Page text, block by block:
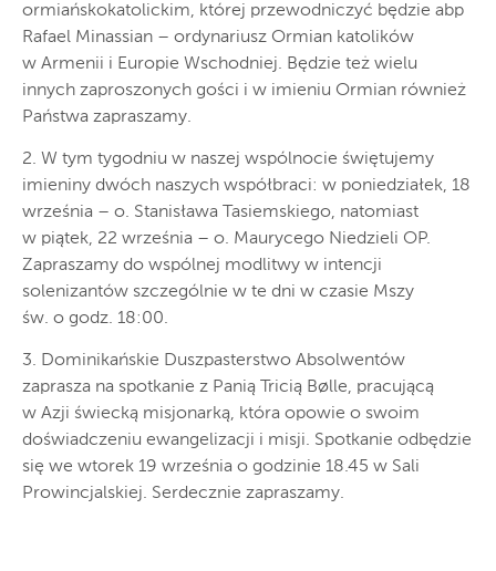
ormiańskokatolickim, której przewodniczyć będzie abp
Rafael Minassian – ordynariusz Ormian katolików
w Armenii i Europie Wschodniej. Będzie też wielu
innych zaproszonych gości i w imieniu Ormian również
Państwa zapraszamy.
2. W tym tygodniu w naszej wspólnocie świętujemy
imieniny dwóch naszych współbraci: w poniedziałek, 18
września – o. Stanisława Tasiemskiego, natomiast
w piątek, 22 września – o. Maurycego Niedzieli OP.
Zapraszamy do wspólnej modlitwy w intencji
solenizantów szczególnie w te dni w czasie Mszy
św. o godz. 18:00.
3. Dominikańskie Duszpasterstwo Absolwentów
zaprasza na spotkanie z Panią Tricią Bølle, pracującą
w Azji świecką misjonarką, która opowie o swoim
doświadczeniu ewangelizacji i misji. Spotkanie odbędzie
się we wtorek 19 września o godzinie 18.45 w Sali
Prowincjalskiej. Serdecznie zapraszamy.